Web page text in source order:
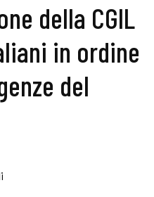
della CGIL
in ordine
del